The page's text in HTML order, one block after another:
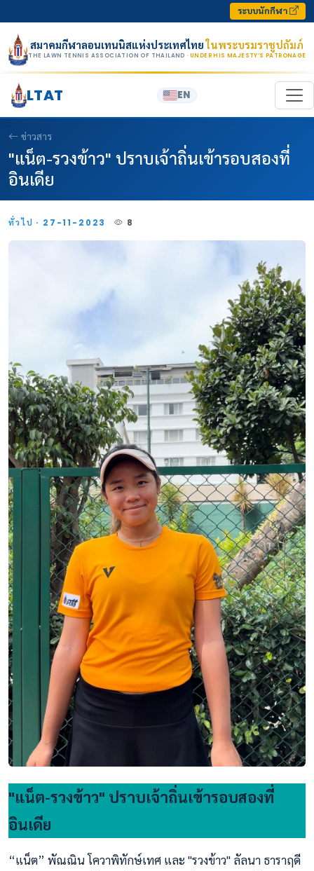
ระบบนักกีฬา
สมาคมกีฬาลอนเทนนิสแห่งประเทศไทยในพระบรมราชูปถัมภ์
THE LAWN TENNIS ASSOCIATION OF THAILAND · UNDER HIS MAJESTY’S PATRONAGE
LTAT EN
ข่าวสาร
"แน็ต-รวงข้าว" ปราบเจ้าถิ่นเข้ารอบสองที่
อินเดีย
ทั่วไป · 27-11-2023 8
"แน็ต-รวงข้าว" ปราบเจ้าถิ่นเข้ารอบสองที่
อินเดีย
“แน็ต” พัณณิน โควาพิทักษ์เทศ และ "รวงข้าว" ลัลนา ธาราฤดี